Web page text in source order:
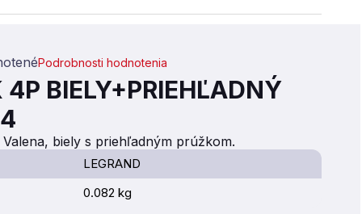
z 5 hviezdičiek.
Podrobnosti hodnotenia
BIELY+PRIEHĽADNÝ
biely s priehľadným prúžkom.
LEGRAND
0.082 kg